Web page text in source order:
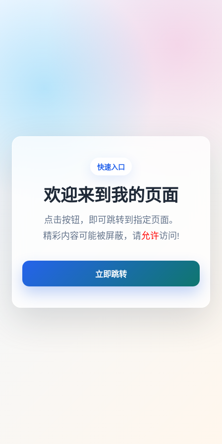
快速入口
欢迎来到我的页面
点击按钮，即可跳转到指定页面。
精彩内容可能被屏蔽，请允许访问!
立即跳转